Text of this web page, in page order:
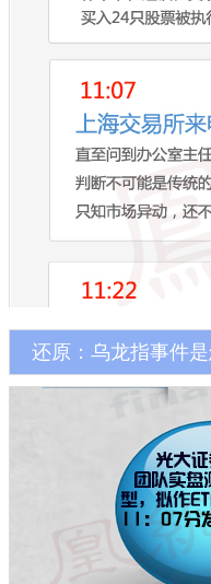
还原：乌龙指事件